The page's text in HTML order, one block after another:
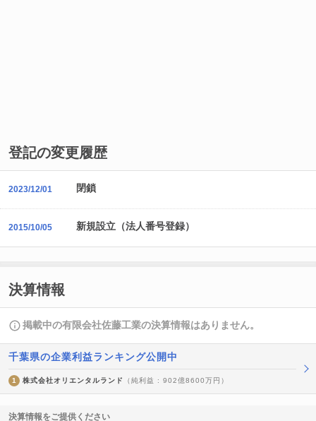
登記の変更履歴
2023/12/01 閉鎖
2015/10/05 新規設立（法人番号登録）
決算情報
掲載中の有限会社佐藤工業の決算情報はありません。
千葉県の企業利益ランキング公開中
1 株式会社オリエンタルランド （純利益 : 902億8600万円）
決算情報をご提供ください